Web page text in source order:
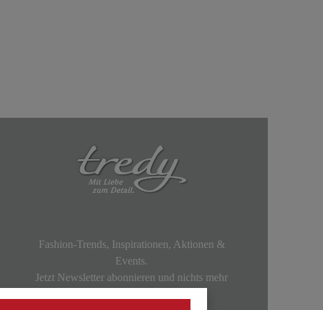
Fashion-Trends, Inspirationen, Aktionen &
Events.
Jetzt Newsletter abonnieren und nichts mehr